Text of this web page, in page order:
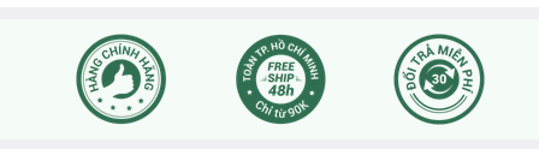
2023-09-04Thích